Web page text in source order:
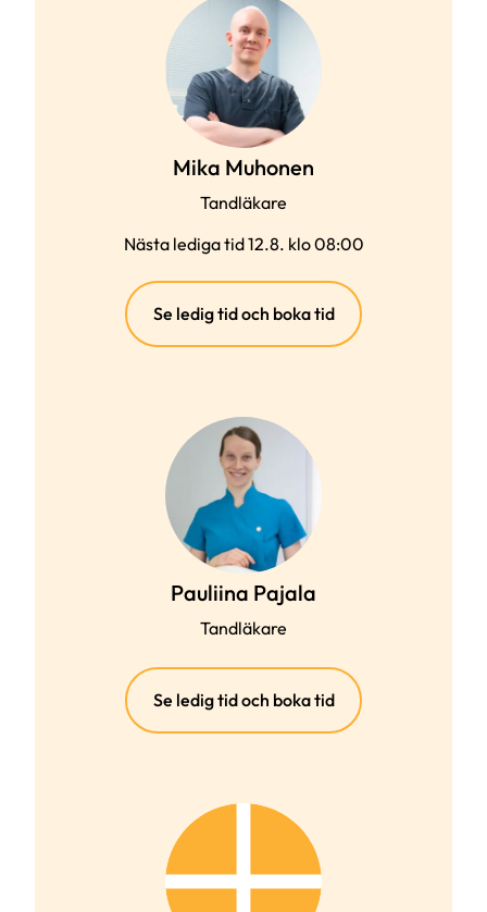
Mika Muhonen
Tandläkare
Nästa lediga tid 12.8. klo 08:00
Se ledig tid och boka tid(extern
länk)
Pauliina Pajala
Tandläkare
Se ledig tid och boka tid(extern
länk)